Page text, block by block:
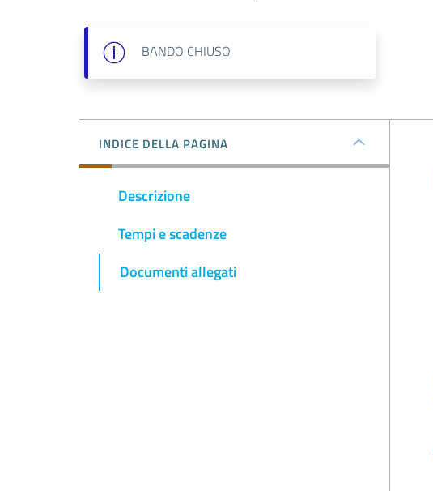
BANDO CHIUSO
INDICE DELLA PAGINA
Descrizione
Tempi e scadenze
Documenti allegati